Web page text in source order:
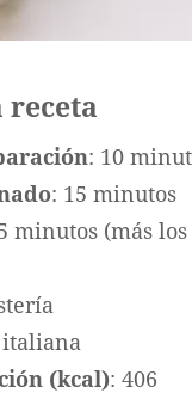
receta
: 10
: 15 minutos
minutos (más
italiana
(kcal): 406